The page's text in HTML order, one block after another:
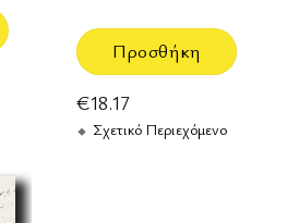
Προσθήκη
€18.17
Σχετικό Περιεχόμενο